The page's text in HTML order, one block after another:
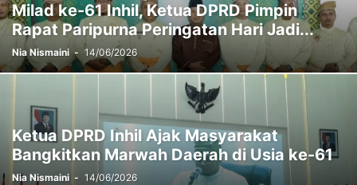
Milad ke-61 Inhil, Ketua DPRD Pimpin
Rapat Paripurna Peringatan Hari Jadi...
Nia Nismaini - 14/06/2026
Ketua DPRD Inhil Ajak Masyarakat
Bangkitkan Marwah Daerah di Usia ke-61
Nia Nismaini - 14/06/2026